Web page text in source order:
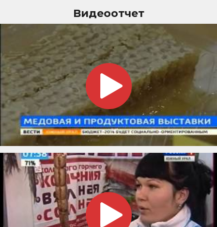
Видеоотчет